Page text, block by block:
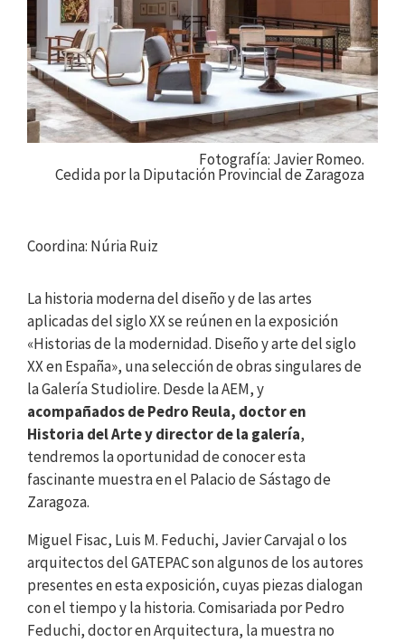
Fotografía: Javier Romeo.
Cedida por la Diputación Provincial de Zaragoza
Coordina: Núria Ruiz
La historia moderna del diseño y de las artes
aplicadas del siglo XX se reúnen en la exposición
«Historias de la modernidad. Diseño y arte del siglo
XX en España», una selección de obras singulares de
la Galería Studiolire. Desde la AEM, y
acompañados de Pedro Reula, doctor en
Historia del Artey director de la galería,
tendremos la oportunidad de conocer esta
fascinante muestra en el Palacio de Sástago de
Zaragoza.
Miguel Fisac, Luis M. Feduchi, Javier Carvajal o los
arquitectos del GATEPAC son algunos de los autores
presentes en esta exposición, cuyas piezas dialogan
con el tiempo y la historia. Comisariada por Pedro
Feduchi, doctor en Arquitectura, la muestra no